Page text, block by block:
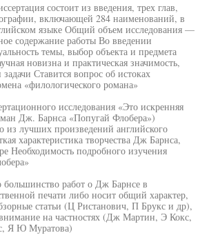
состоит из введения, трех глав,
включающей 284 наименований, в
языке Общий объем исследования —
содержание работы Во введении
темы, выбор объекта и предмета
новизна и практическая значимость,
Ставится вопрос об истоках
«филологического романа»
исследования «Это искренняя
Дж. Барнса «Попугай Флобера»)
из лучших произведений английского
характеристика творчества Дж Барнса,
Необходимость подробного изучения
большинство работ о Дж Барнсе в
печати либо носит общий характер,
статьи (Ц Ристанович, П Брукс и др),
на частностях (Дж Мартин, Э Кокс,
Я Ю Муратова)